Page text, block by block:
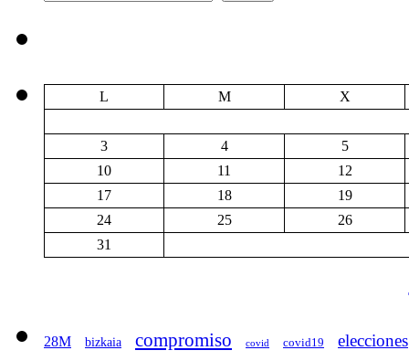
L M X
3 4
5
10
11
12
17
18
19
24
25
26
31
28M bizkaia compromiso covid covid19 elecciones